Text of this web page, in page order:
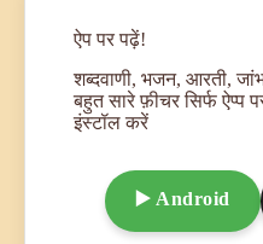
ऐप पर पढ़ें!
शब्दवाणी, भजन, आरती,
बहुत सारे फ़ीचर सिर्फ ऐप्प
इंस्टॉल करें
▶️ Android